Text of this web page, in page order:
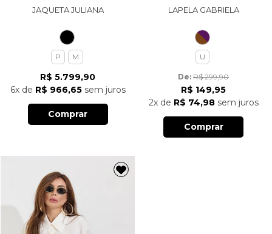
JAQUETA JULIANA
P M
R$ 5.799,90
6xde R$ 966,65sem juros
Comprar
LAPELA GABRIELA
U
De: R$ 299,90
R$ 149,95
2xde R$ 74,98sem juros
Comprar